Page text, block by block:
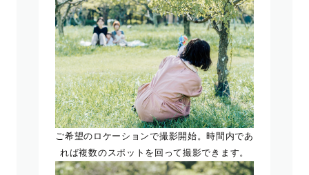
ご希望のロケーションで撮影開始。時間内であ
れば複数のスポットを回って撮影できます。